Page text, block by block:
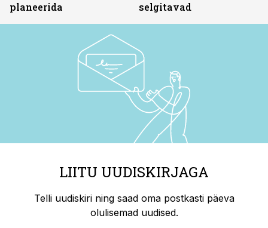
planeerida
selgitavad
LIITU UUDISKIRJAGA
Telli uudiskiri ning saad oma postkasti päeva
olulisemad uudised.